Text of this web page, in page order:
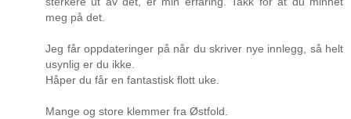
meg på det.
Jeg får oppdateringer på når du skriver nye innlegg, så helt
usynlig er du ikke.
Håper du får en fantastisk flott uke.
Mange og store klemmer fra Østfold.